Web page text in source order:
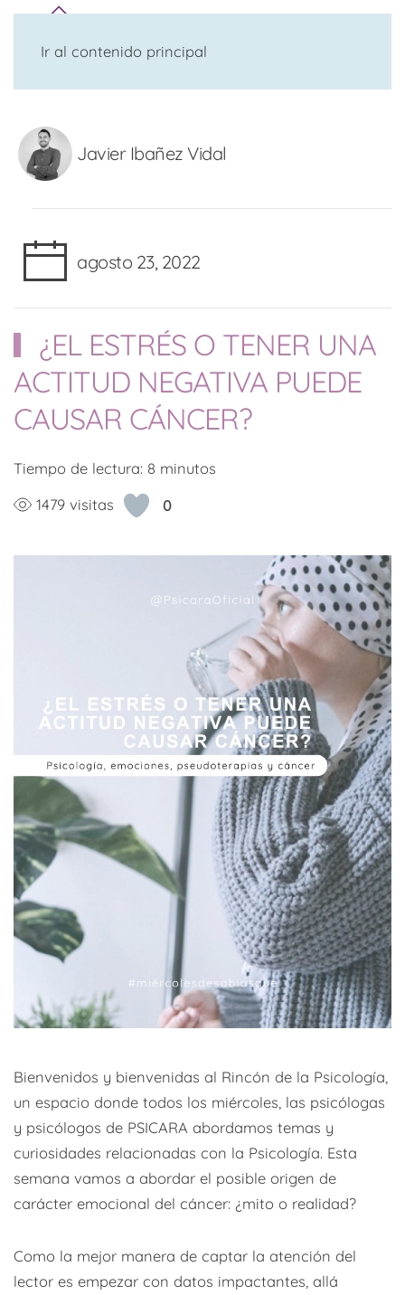
Ir al contenido principal
Javier Ibañez Vidal
agosto 23, 2022
¿EL ESTRÉS O TENER UNA
ACTITUD NEGATIVA PUEDE
CAUSAR CÁNCER?
Tiempo de lectura: 8 minutos
1479 visitas
0
Bienvenidos y bienvenidas al Rincón de la Psicología,
un espacio donde todos los miércoles, las psicólogas
y psicólogos de PSICARA abordamos temas y
curiosidades relacionadas con la Psicología. Esta
semana vamos a abordar el posible origen de
carácter emocional del cáncer: ¿mito o realidad?
Como la mejor manera de captar la atención del
lector es empezar con datos impactantes, allá